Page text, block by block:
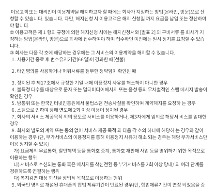
청할 수 있습니다. 있습니다. 다만, 해지신청 시 이용고객은 해지 신청일 까지 요금을 납입 또는 정산하여
야 합니다.
② 이용고객은 제 1 항의 규정에 의한 해지신청 시에는 해지신청서와 [별표 2] 의 구비서류 를 회사가 지
정하는 방법(온라인, 방문)으로 회사에 접수하여야 하며 접수확인 이전에는 일시 정지를 요청할 수 있습
니다.
③ 회사는 다음 각 호에 해당하는 경우에는 그 서비스의 이용계약을 해지할 수 있습니다.
  1. 사용기간 종료 후 번호유지기간(66일)이 경과한 때(선불)
  2. 타인명의를 사용하거나 허위서류를 첨부한 청약임이 확인된 때
확인된 경우
경우
이용하는 경우 (단, 부가서비스의 이용정지를 통해 이용정지 사유가 해소 되는 경우는 해당 부가서비스만
이용 정지할 수 있음)
이용하는 행위
경유하도록 연결하는 행위